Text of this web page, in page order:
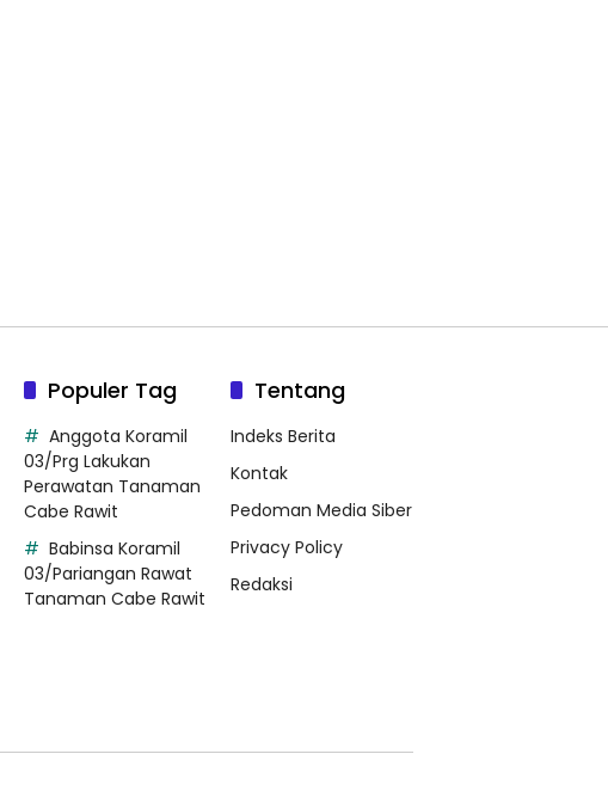
Populer Tag
Anggota Koramil
03/Prg Lakukan
Perawatan Tanaman
Cabe Rawit
Babinsa Koramil
03/Pariangan Rawat
Tanaman Cabe Rawit
Tentang
Indeks Berita
Kontak
Pedoman Media Siber
Privacy Policy
Redaksi